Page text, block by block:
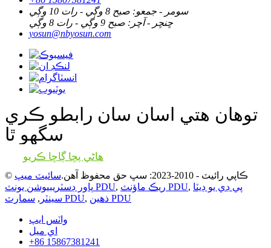
سومر - جمعو: صبح 8 وڳي - رات 10 وڳي
ڇنڇر - آچر: صبح 9 وڳي - رات 8 وڳي
yosun@nbyosun.com
توهان هتي اسان سان رابطو ڪري
سگهو ٿا
هاڻي پڇا ڳاڇا ڪريو
© ڪاپي رائيٽ - 2010-2023: سڀ حق محفوظ آهن.
سائيٽ ميپ
پاور ڊسٽريبيوشن يونٽ PDU, ريڪ ماؤنٽ PDU, پي ڊي يو ڊيٽا
سينٽر , سمارٽ PDU, ذهين PDU
واٽس ايپ
اي ميل
+86 15867381241